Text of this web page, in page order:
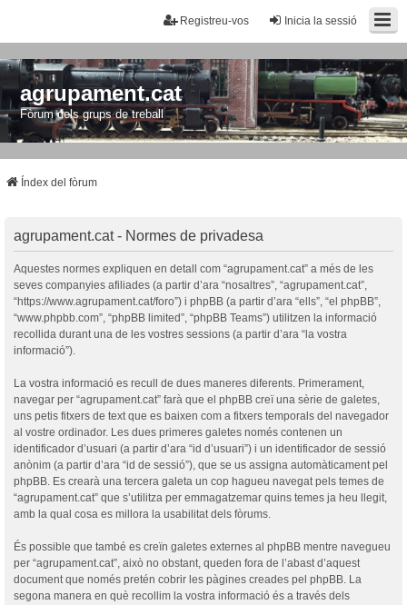
Inicia la sessió
Registreu-vos
agrupament.cat
Fòrum dels grups de treball
Índex del fòrum
agrupament.cat - Normes de privadesa
Aquestes normes expliquen en detall com “agrupament.cat” a més de les
seves companyies afiliades (a partir d’ara “nosaltres”, “agrupament.cat”,
“https://www.agrupament.cat/foro”) i phpBB (a partir d’ara “ells”, “el phpBB”,
“www.phpbb.com”, “phpBB limited”, “phpBB Teams”) utilitzen la informació
recollida durant una de les vostres sessions (a partir d’ara “la vostra
informació”).
La vostra informació es recull de dues maneres diferents. Primerament,
navegar per “agrupament.cat” farà que el phpBB creï una sèrie de galetes,
uns petis fitxers de text que es baixen com a fitxers temporals del navegador
al vostre ordinador. Les dues primeres galetes només contenen un
identificador d’usuari (a partir d’ara “id d’usuari”) i un identificador de sessió
anònim (a partir d’ara “id de sessió”), que se us assigna automàticament pel
phpBB. Es crearà una tercera galeta un cop hagueu navegat pels temes de
“agrupament.cat” que s’utilitza per emmagatzemar quins temes ja heu llegit,
amb la qual cosa es millora la usabilitat dels fòrums.
És possible que també es creïn galetes externes al phpBB mentre navegueu
per “agrupament.cat”, això no obstant, queden fora de l’abast d’aquest
document que només pretén cobrir les pàgines creades pel phpBB. La
segona manera en què recollim la vostra informació és a través dels